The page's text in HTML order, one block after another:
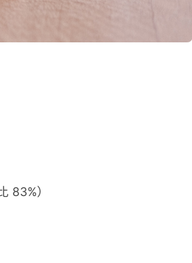
83%）